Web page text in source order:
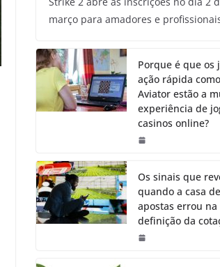
março para amadores e
Porque é que os
ação rápida
Aviator estão a
experiência de
casinos online?
Os sinais que
quando a casa de
apostas errou na
definição da